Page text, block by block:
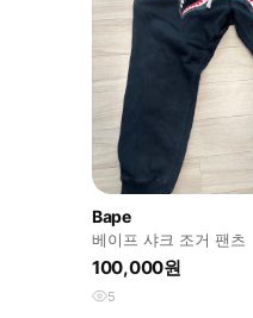
Bape
베이프 샤크 조거 팬츠
100,000원
5